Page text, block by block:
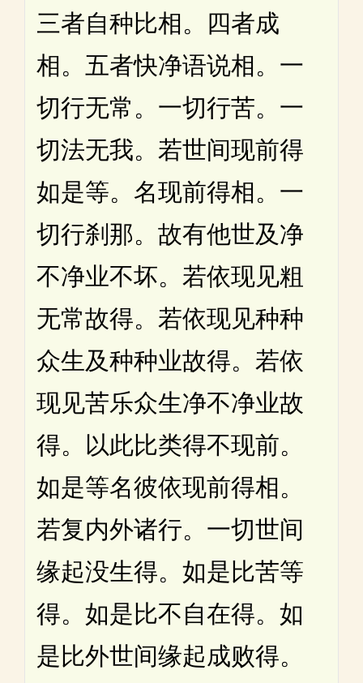
三者自种比相。四者成
相。五者快净语说相。一
切行无常。一切行苦。一
切法无我。若世间现前得
如是等。名现前得相。一
切行刹那。故有他世及净
不净业不坏。若依现见粗
无常故得。若依现见种种
众生及种种业故得。若依
现见苦乐众生净不净业故
得。以此比类得不现前。
如是等名彼依现前得相。
若复内外诸行。一切世间
缘起没生得。如是比苦等
得。如是比不自在得。如
是比外世间缘起成败得。